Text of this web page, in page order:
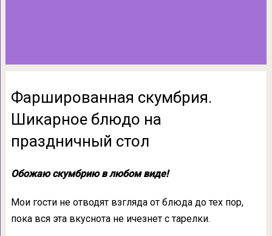
Фаршированная скумбрия.
Шикарное блюдо на
праздничный стол
Обожаю скумбрию в любом виде!
Мои гости не отводят взгляда от блюда до тех пор,
пока вся эта вкуснота не ичезнет с тарелки.